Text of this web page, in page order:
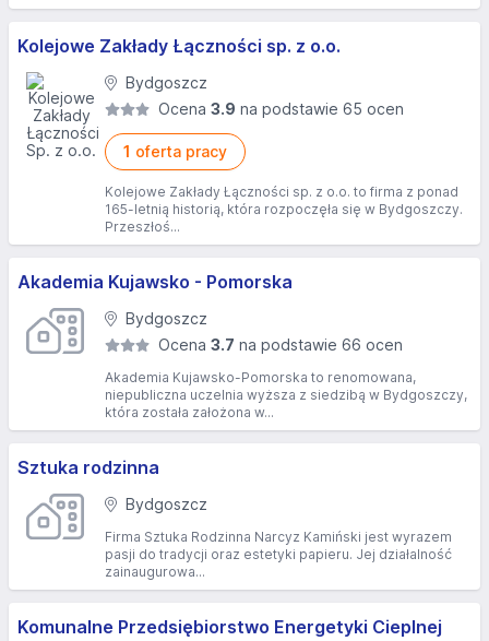
Kolejowe Zakłady Łączności sp. z o.o.
Bydgoszcz
Ocena3.9 na podstawie 65 ocen
1 oferta pracy
Kolejowe Zakłady Łączności sp. z o.o. to firma z ponad
165-letnią historią, która rozpoczęła się w Bydgoszczy.
Przeszłoś...
Akademia Kujawsko - Pomorska
Bydgoszcz
Ocena3.7 na podstawie 66 ocen
Akademia Kujawsko-Pomorska to renomowana,
niepubliczna uczelnia wyższa z siedzibą w Bydgoszczy,
która została założona w...
Sztuka rodzinna
Bydgoszcz
Firma Sztuka Rodzinna Narcyz Kamiński jest wyrazem
pasji do tradycji oraz estetyki papieru. Jej działalność
zainaugurowa...
Komunalne Przedsiębiorstwo Energetyki Cieplnej